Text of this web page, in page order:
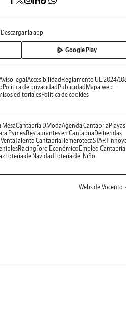
Descargar la app
Google Play
legalAccesibilidadReglamento UE 2024/
Política de privacidadPublicidadMapa web
editorialesPolítica de cookies
MesaCantabria DModaAgenda CantabriaPlayas
PymesRestaurantes en CantabriaDe tiendas
Talento CantabriaHemeroteca
RacingForo EconómicoEmpleo Cantabria
Lotería de NavidadLotería del Niño
Webs de Vocento